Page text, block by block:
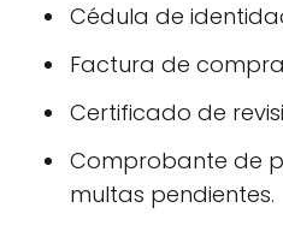
Cédula de
Factura de
Certificado de
Comprobante de
multas pendientes.